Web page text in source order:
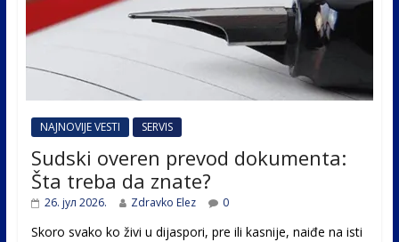
NAJNOVIJE VESTI SERVIS
Sudski overen prevod dokumenta:
Šta treba da znate?
26. јул 2026. Zdravko Elez 0
Skoro svako ko živi u dijaspori, pre ili kasnije, naiđe na isti